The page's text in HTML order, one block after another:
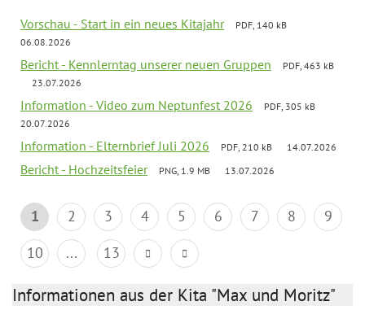
Vorschau - Start in ein neues Kitajahr
PDF, 140 kB
06.08.2026
Bericht - Kennlerntag unserer neuen Gruppen
PDF, 463 kB
23.07.2026
Information - Video zum Neptunfest 2026
PDF, 305 kB
20.07.2026
Information - Elternbrief Juli 2026 PDF, 210 kB 14.07.2026
Bericht - Hochzeitsfeier PNG, 1.9 MB 13.07.2026
1 2 3 4 5 6 7 8
9
10
... 13
Informationen aus der Kita "Max und Moritz"